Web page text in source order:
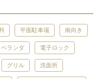
平面駐車場 南向き
ベランダ 電子ロック
グリル 洗面所